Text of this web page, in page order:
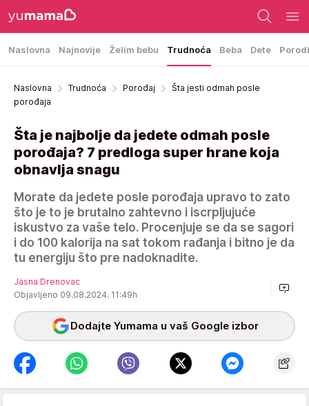
Naslovna Najnovije Želim bebu Trudnoća Beba Dete
Naslovna Trudnoća Porođaj
Šta jesti odmah posle
porođaja
Šta je najbolje da jedete odmah posle
porođaja? 7 predloga super hrane koja
obnavlja snagu
Morate da jedete posle porođaja upravo to zato
što je to je brutalno zahtevno i iscrpljujuće
iskustvo za vaše telo. Procenjuje se da se sagori
i do 100 kalorija na sat tokom rađanja i bitno je da
tu energiju što pre nadoknadite.
Jasna Drenovac
Objavljeno 09.08.2024. 11:49h
Dodajte Yumama u vaš Google izbor